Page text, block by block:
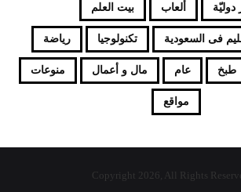
دوليّة ألعاب بيت العلم
فى السعودية تكنولوجيا رياضة
طبخ عام مال و أعمال منوعات
مواقع